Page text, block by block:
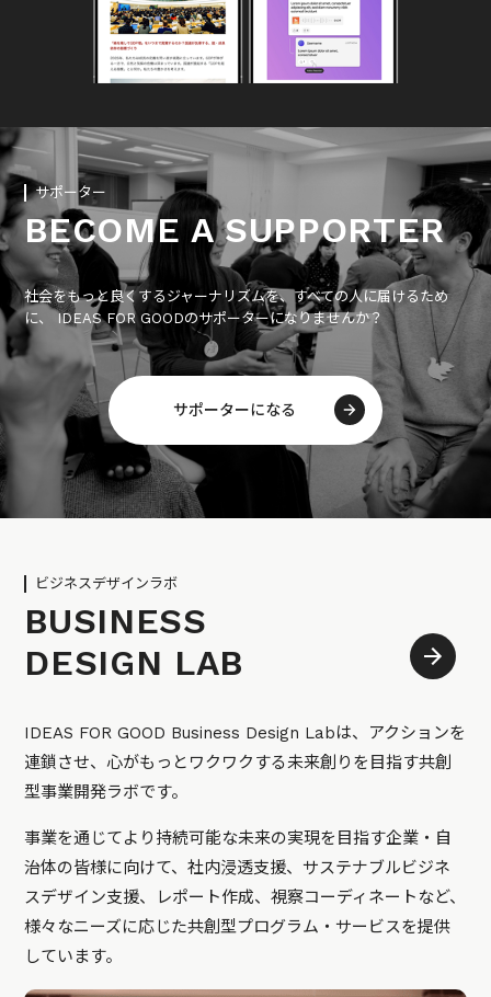
サポーター
BECOME A SUPPORTER
社会をもっと良くするジャーナリズムを、すべての人に届けるため
に、 IDEAS FOR GOODのサポーターになりませんか？
サポーターになる
ビジネスデザインラボ
BUSINESS
DESIGN LAB
IDEAS FOR GOOD Business Design Labは、アクションを
連鎖させ、心がもっとワクワクする未来創りを目指す共創
型事業開発ラボです。
事業を通じてより持続可能な未来の実現を目指す企業・自
治体の皆様に向けて、社内浸透支援、サステナブルビジネ
スデザイン支援、レポート作成、視察コーディネートなど、
様々なニーズに応じた共創型プログラム・サービスを提供
しています。